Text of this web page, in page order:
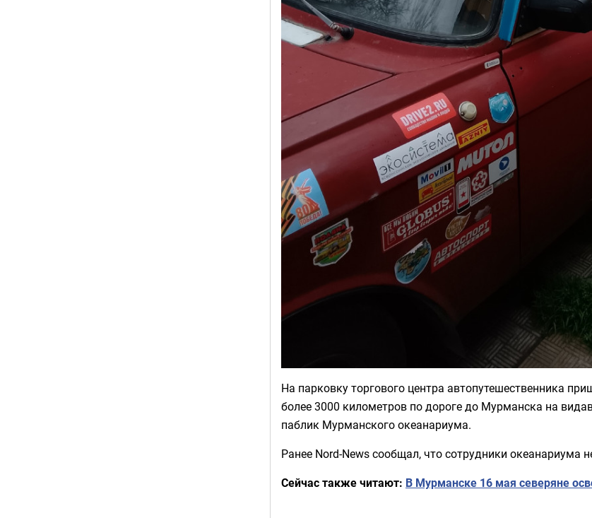
На парковку торгового центра автопутешественника
более 3000 километров по дороге до Мурманска на
паблик Мурманского океанариума.
Ранее Nord-News сообщал, что сотрудники океанариума
Сейчас также читают: В Мурманске 16 мая северяне